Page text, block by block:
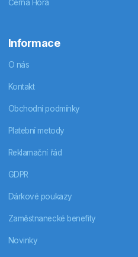
Černá Hora
Informace
O nás
Kontakt
Obchodní podmínky
Platební metody
Reklamační řád
GDPR
Dárkové poukazy
Zaměstnanecké benefity
Novinky